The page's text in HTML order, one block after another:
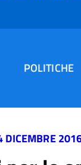
POLITICHE
DICEMBRE